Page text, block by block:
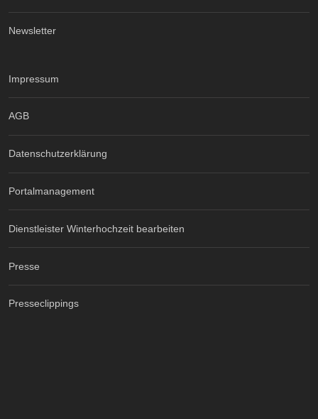
Newsletter
Impressum
AGB
Datenschutzerklärung
Portalmanagement
Dienstleister Winterhochzeit bearbeiten
Presse
Presseclippings